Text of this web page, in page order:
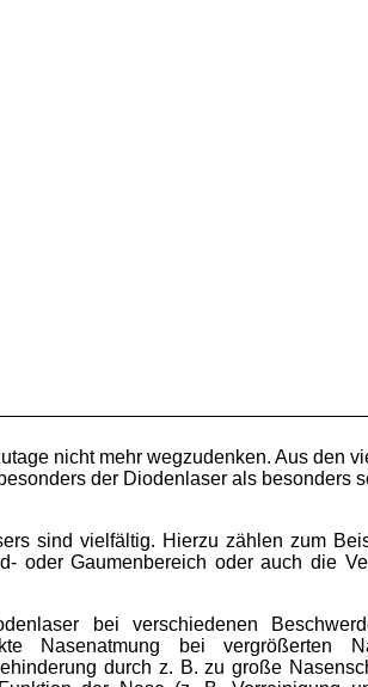
nicht mehr wegzudenken. Aus den
der Diodenlaser als besonders
sind vielfältig. Hierzu zählen zum
oder Gaumenbereich oder auch die
bei verschiedenen
Nasenatmung bei vergrößerten
durch z. B. zu große